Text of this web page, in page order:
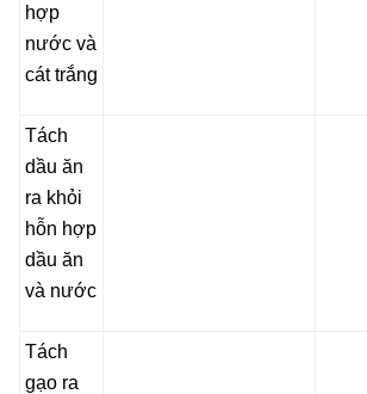
hợp
nước và
cát trắng
Tách
dầu ăn
ra khỏi
hỗn hợp
dầu ăn
và nước
Tách
gạo ra